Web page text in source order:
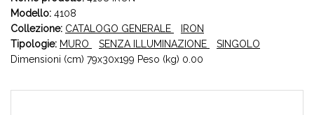
Modello: 4108
Collezione: CATALOGO GENERALE
IRON
Tipologie: MURO SENZA ILLUMINAZIONE
SINGOLO
Dimensioni (cm) 79x30x199 Peso (kg) 0.00